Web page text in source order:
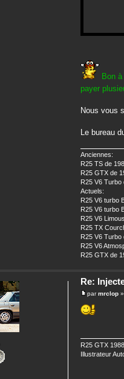
Bon
payer
Nous vous
Le bureau
Anciennes:
R25 TS de
R25 GTX de
R25 V6
Actuels:
R25 V6 turbo
R25 V6 turbo
R25 V6
R25 TX
R25 V6
R25 V6
R25 GTX de
Re:
parmrclop
R25 GTX
Illustrateur